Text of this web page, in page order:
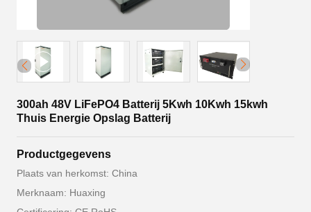
300ah 48V LiFePO4 Batterij 5Kwh 10Kwh 15kwh
Thuis Energie Opslag Batterij
Productgegevens
Plaats van herkomst: China
Merknaam: Huaxing